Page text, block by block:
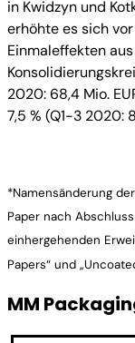
in Kwidzyn und
erhöhte es sich
Einmaleffekten
2020: 68,4 Mio.
7,5 % (Q1-3 2020:
*Namensänderung
Paper nach
einhergehenden
Papers“ und
MM